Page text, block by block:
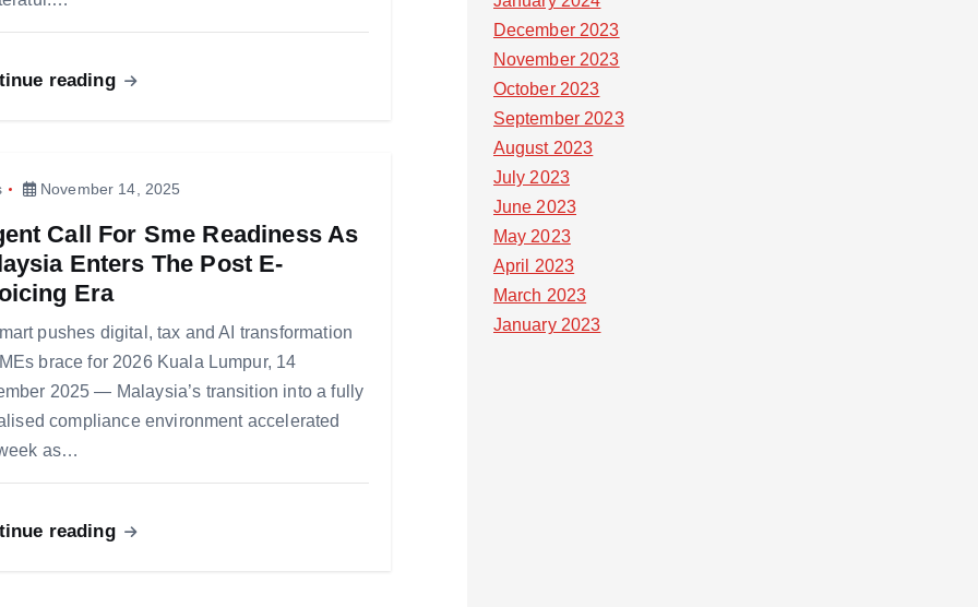
reading
November 14, 2025
Call For Sme Readiness As
Enters The Post E-
Era
pushes digital, tax and AI transformation
brace for 2026 Kuala Lumpur, 14
2025 — Malaysia’s transition into a fully
compliance environment accelerated
as…
reading
December 2023
November 2023
October 2023
September 2023
August 2023
July 2023
June 2023
May 2023
April 2023
March 2023
January 2023